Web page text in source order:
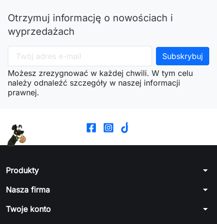
Otrzymuj informację o nowościach i
wyprzedażach
Możesz zrezygnować w każdej chwili. W tym celu
należy odnaleźć szczegóły w naszej informacji
prawnej.
Produkty arrow_drop_down
Nasza firma arrow_drop_down
Twoje konto arrow_drop_down